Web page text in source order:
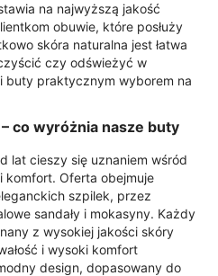
na najwyższą jakość
obuwie, które posłuży
skóra naturalna jest łatwa
czy odświeżyć w
buty praktycznym wyborem na
co wyróżnia nasze buty
lat cieszy się uznaniem wśród
komfort. Oferta obejmuje
szpilek, przez
sandały i mokasyny. Każdy
z wysokiej jakości skóry
i wysoki komfort
design, dopasowany do